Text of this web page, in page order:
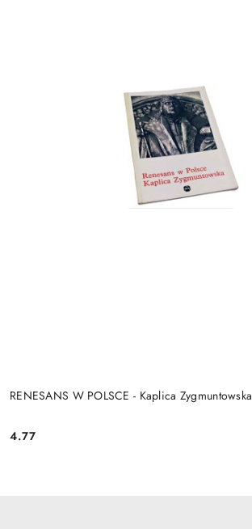
RENESANS W POLSCE - Kaplica Zygmuntowska
Cena:
4.77